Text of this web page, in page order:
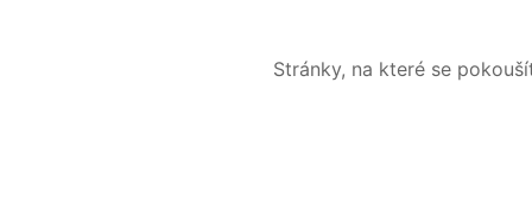
Stránky, na které se